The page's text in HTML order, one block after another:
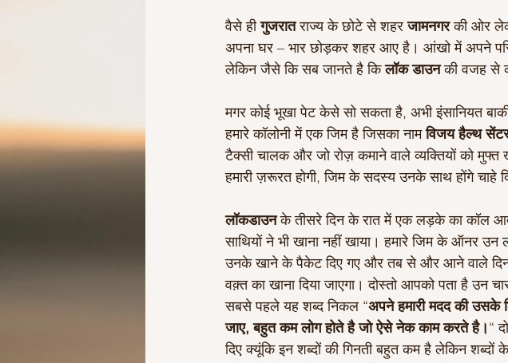
वैसे ही गुजरात राज्य के छोटे से शहर जामनगर की ओर
अपना घर – भार छोड़कर शहर आए है। आंखो में अपने
लेकिन जैसे कि सब जानते है कि लॉक डाउन की वजह से
मगर कोई भूखा पेट केसे सो सकता है, अभी इंसानियत बाकी
हमारे कॉलोनी में एक जिम है जिसका नाम विजय हैल्थ
टैक्सी चालक और जो रोज़ कमाने वाले व्यक्तियों को मुफ्त
हमारी ज़रूरत होगी, जिम के सदस्य उनके साथ होंगे चाहे
लॉकडाउन के तीसरे दिन के रात में एक लड़के का कॉल
साथियों ने भी खाना नहीं खाया। हमारे जिम के ऑनर
उनके खाने के पैकेट दिए गए और तब से और आने वाले
वक़्त का खाना दिया जाएगा। दोस्तो आपको पता है
सबसे पहले यह शब्द निकल “अपने हमारी मदद की
जाए, बहुत कम लोग होते है जो ऐसे नेक काम करते है।“
दिए क्यूंकि इन शब्दों की गिनती बहुत कम है लेकिन